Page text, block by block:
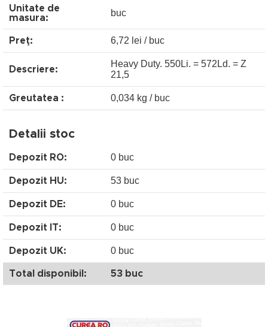
Unitate de
masura:
buc
Preţ: 6,72 lei / buc
Descriere:
Heavy Duty. 550Li. = 572Ld. = Z
21,5
Greutatea : 0,034 kg / buc
Detalii stoc
Depozit RO: 0 buc
Depozit HU: 53 buc
Depozit DE: 0 buc
Depozit IT: 0 buc
Depozit UK: 0 buc
Total disponibil: 53 buc